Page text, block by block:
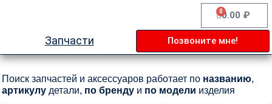
0.00 ₽
0
Cart
Запчасти Позвоните мне!
Поиск запчастей и аксессуаров работает по названию,
артикулу детали, по бренду и по модели изделия